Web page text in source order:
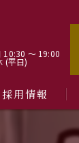
10:30 ～ 19:00
(平日)
採用情報